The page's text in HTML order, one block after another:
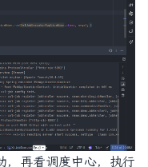
，再看调度中心，执行